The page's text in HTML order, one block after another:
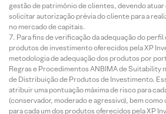
gestão de patrimônio de clientes, devendo
solicitar autorização prévia do cliente para a
no mercado de capitais.
Para fins de verificação da adequação do
produtos de investimento oferecidos pela XP
metodologia de adequação dos produtos por
Regras e Procedimentos ANBIMA de Suitability
de Distribuição de Produtos de Investimento.
atribuir uma pontuação máxima de risco para
(conservador, moderado e agressivo), bem
para cada um dos produtos oferecidos pela XP